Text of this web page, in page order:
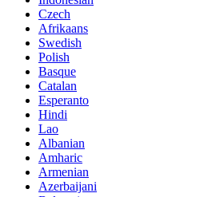
Czech
Afrikaans
Swedish
Polish
Basque
Catalan
Esperanto
Hindi
Lao
Albanian
Amharic
Armenian
Azerbaijani